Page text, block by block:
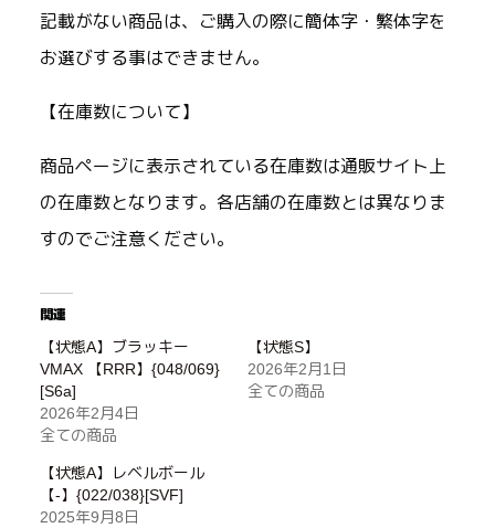
記載がない商品は、ご購入の際に簡体字・繁体字を
お選びする事はできません。
【在庫数について】
商品ページに表示されている在庫数は通販サイト上
の在庫数となります。各店舗の在庫数とは異なりま
すのでご注意ください。
関連
【状態A】ブラッキー
VMAX 【RRR】{048/069}
[S6a]
2026年2月4日
全ての商品
【状態S】
2026年2月1日
全ての商品
【状態A】レベルボール
【-】{022/038}[SVF]
2025年9月8日